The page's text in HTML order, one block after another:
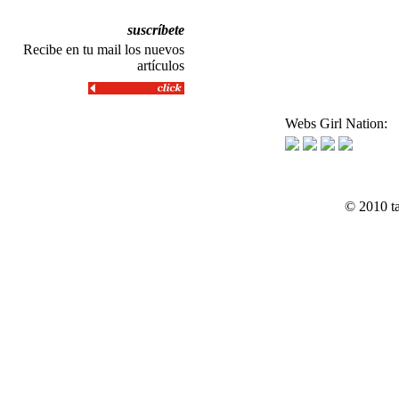
suscríbete
Recibe en tu mail los nuevos
artículos
Webs Girl Nation:
© 2010